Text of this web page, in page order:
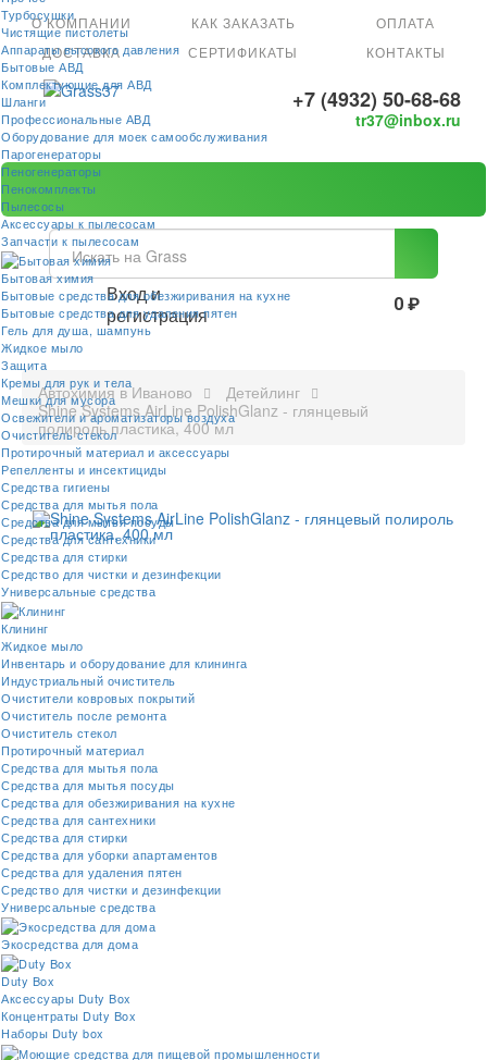
О КОМПАНИИ КАК ЗАКАЗАТЬ
ОПЛАТА
ДОСТАВКА
СЕРТИФИКАТЫ КОНТАКТЫ
+7 (4932) 50-68-68
tr37@inbox.ru
Турбосушки
Чистящие пистолеты
Аппараты высокого давления
Бытовые АВД
Комплектующие для АВД
Шланги
Профессиональные АВД
Оборудование для моек самообслуживания
Парогенераторы
Пеногенераторы
Пенокомплекты
Пылесосы
Аксессуары к пылесосам
Запчасти к пылесосам
Бытовая химия
Бытовые средства для обезжиривания на кухне
Бытовые средства для удаления пятен
Гель для душа, шампунь
Жидкое мыло
Защита
Кремы для рук и тела
Мешки для мусора
Освежители и ароматизаторы воздуха
Очиститель стекол
Протирочный материал и аксессуары
Репелленты и инсектициды
Средства гигиены
Средства для мытья пола
Средства для мытья посуды
Средства для сантехники
Средства для стирки
Средство для чистки и дезинфекции
Универсальные средства
Клининг
Жидкое мыло
Инвентарь и оборудование для клининга
Индустриальный очиститель
Очистители ковровых покрытий
Очиститель после ремонта
Очиститель стекол
Протирочный материал
Средства для мытья пола
Средства для мытья посуды
Средства для обезжиривания на кухне
Средства для сантехники
Средства для стирки
Средства для уборки апартаментов
Средства для удаления пятен
Средство для чистки и дезинфекции
Универсальные средства
Экосредства для дома
Duty Box
Аксессуары Duty Box
Концентраты Duty Box
Наборы Duty box
Вход и
регистрация
0 ₽
Автохимия в Иваново
Детейлинг
Shine Systems AirLine PolishGlanz - глянцевый
полироль пластика, 400 мл